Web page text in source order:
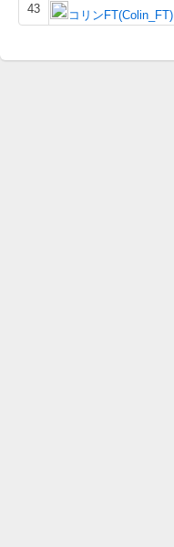
43 コリンFT(Colin_FT)